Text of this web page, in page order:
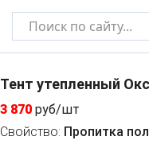
Тент утепленный
3 870 руб/шт
Свойство: Пропитка